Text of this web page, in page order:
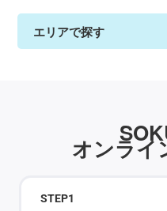
エリアで探す
オンライ
STEP1